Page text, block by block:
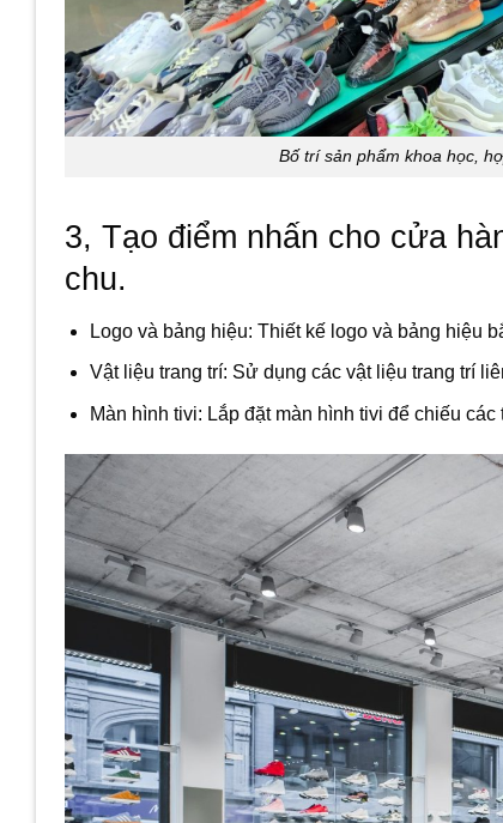
Bố trí sản phẩm khoa học,
3, Tạo điểm nhấn cho cửa
chu.
Logo và bảng hiệu: Thiết kế logo và bảng hiệu
Vật liệu trang trí: Sử dụng các vật liệu trang trí
Màn hình tivi: Lắp đặt màn hình tivi để chiếu